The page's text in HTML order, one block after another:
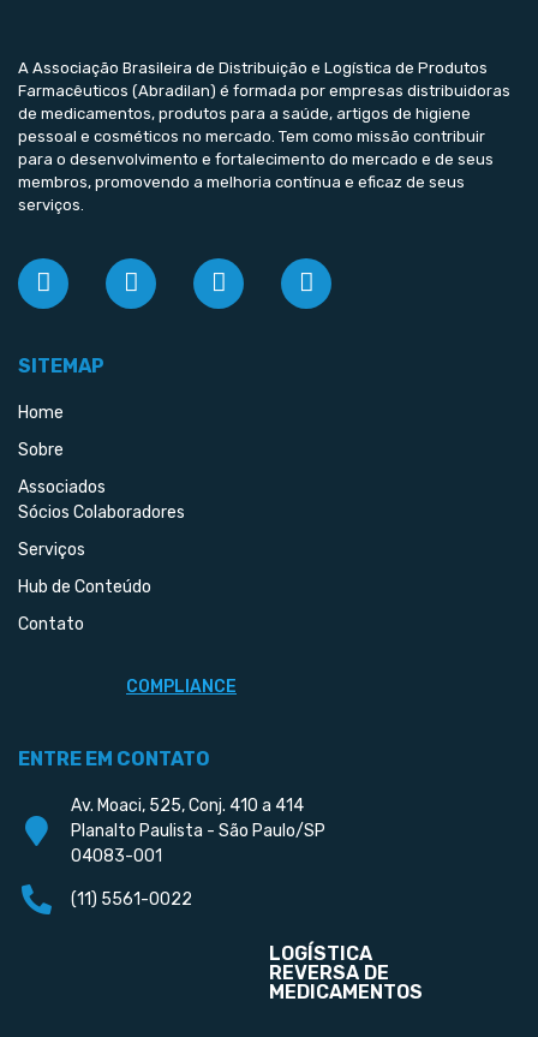
A Associação Brasileira de Distribuição e Logística de Produtos
Farmacêuticos (Abradilan) é formada por empresas distribuidoras
de medicamentos, produtos para a saúde, artigos de higiene
pessoal e cosméticos no mercado. Tem como missão contribuir
para o desenvolvimento e fortalecimento do mercado e de seus
membros, promovendo a melhoria contínua e eficaz de seus
serviços.
SITEMAP
Home
Sobre
Associados
Sócios Colaboradores
Serviços
Hub de Conteúdo
Contato
COMPLIANCE
ENTRE EM CONTATO
Av. Moaci, 525, Conj. 410 a 414
Planalto Paulista - São Paulo/SP
04083-001
(11) 5561-0022
LOGÍSTICA
REVERSA DE
MEDICAMENTOS